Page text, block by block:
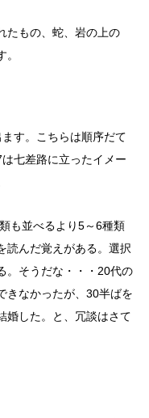
たもの、蛇、岩の上の
す。こちらは順序だて
七差路に立ったイメー
も並べるより5～6種類
読んだ覚えがある。選択
。そうだな・・・20代の
きなかったが、30半ばを
婚した。と、冗談はさて